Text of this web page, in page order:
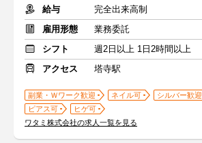
給与
完全出来高制
雇用形態
業務委託
シフト
週2日以上 1日2時間以上
アクセス
塔寺駅
副業・Ｗワーク歓迎 ネイル可
シルバー歓迎
ピアス可
ヒゲ可
ワタミ株式会社の求人一覧を見る